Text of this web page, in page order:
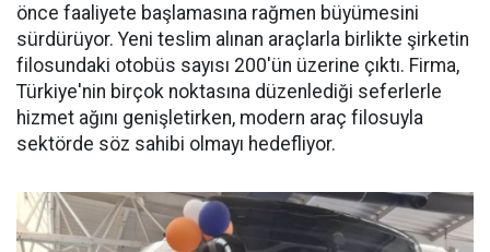
önce faaliyete başlamasına rağmen büyümesini
sürdürüyor. Yeni teslim alınan araçlarla birlikte şirketin
filosundaki otobüs sayısı 200'ün üzerine çıktı. Firma,
Türkiye'nin birçok noktasına düzenlediği seferlerle
hizmet ağını genişletirken, modern araç filosuyla
sektörde söz sahibi olmayı hedefliyor.